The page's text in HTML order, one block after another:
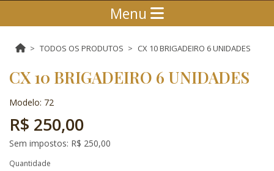
Menu
TODOS OS PRODUTOS CX 10 BRIGADEIRO 6 UNIDADES
CX 10 BRIGADEIRO 6 UNIDADES
Modelo: 72
R$ 250,00
Sem impostos: R$ 250,00
Quantidade